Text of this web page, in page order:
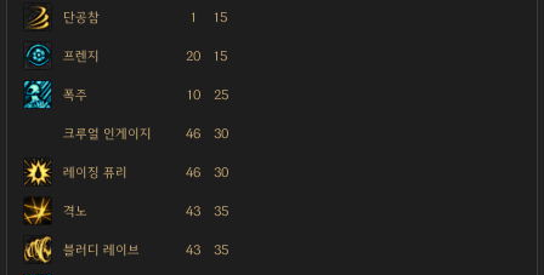
단공참 1 15
프렌지 20 15
폭주 10 25
크루얼 인게이지 46 30
레이징 퓨리 46 30
격노 43 35
블러디 레이브 43 35